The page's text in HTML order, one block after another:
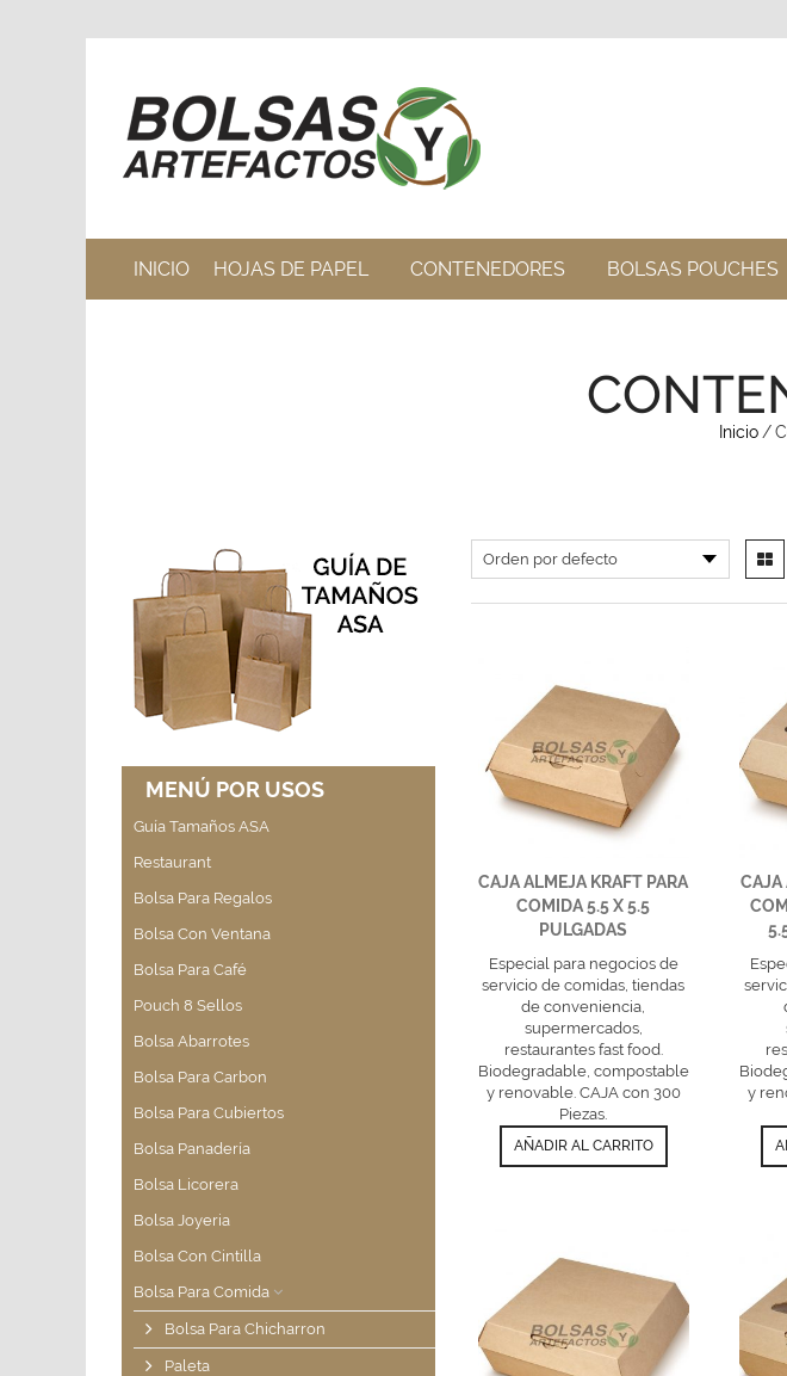
INICIO HOJAS DE PAPEL CONTENEDORES BOLSAS POUCHES
Inicio /
CAJA ALMEJA KRAFT PARA
COMIDA 5.5 X 5.5
PULGADAS
Especial para negocios de
servicio de comidas, tiendas
de conveniencia,
supermercados,
restaurantes fast food.
Biodegradable, compostable
y renovable. CAJA con 300
Piezas.
AÑADIR AL CARRITO
CAJA
y
MENÚ POR USOS
Guía Tamaños ASA
Restaurant
Bolsa Para Regalos
Bolsa Con Ventana
Bolsa Para Café
Pouch 8 Sellos
Bolsa Abarrotes
Bolsa Para Carbon
Bolsa Para Cubiertos
Bolsa Panadería
Bolsa Licorera
Bolsa Joyeria
Bolsa Con Cintilla
Bolsa Para Comida
Bolsa Para Chicharron
Paleta